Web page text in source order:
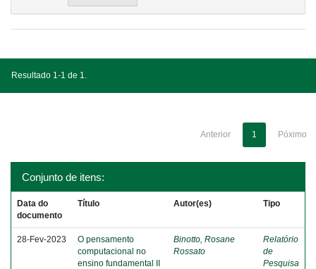
Resultado 1-1 de 1.
Anterior 1 Póximo
Conjunto de itens:
Data do
documento
Título Autor(es) Tipo
28-Fev-2023
O pensamento
computacional no
ensino fundamental II
Binotto, Rosane
Rossato
Relatório
de
Pesquisa